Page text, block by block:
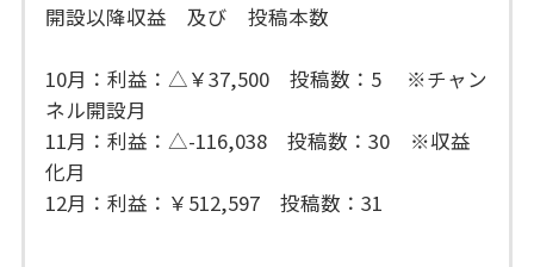
開設以降収益 及び 投稿本数
10月：利益：△￥37,500 投稿数：5 ※チャン
ネル開設月
11月：利益：△-116,038 投稿数：30 ※収益
化月
12月：利益：￥512,597 投稿数：31